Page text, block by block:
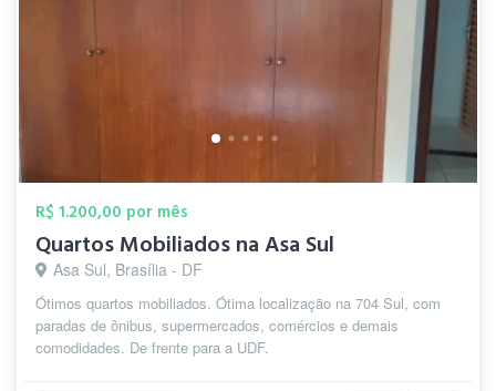
R$ 1.200,00 por mês
Quartos Mobiliados na Asa Sul
Asa Sul, Brasília - DF
Ótimos quartos mobiliados. Ótima localização na 704 Sul, com
paradas de ônibus, supermercados, comércios e demais
comodidades. De frente para a UDF.